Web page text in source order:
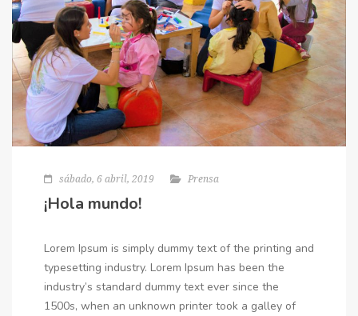
sábado, 6 abril, 2019 Prensa
¡Hola mundo!
Lorem Ipsum is simply dummy text of the printing and
typesetting industry. Lorem Ipsum has been the
industry’s standard dummy text ever since the
1500s, when an unknown printer took a galley of